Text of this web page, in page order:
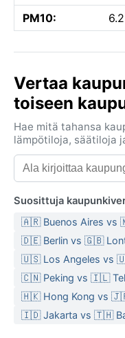
PM10:
Vertaa
toiseen
Hae mitä tahansa
lämpötiloja, säätiloja
Suosittuja
🇦🇷 Buenos Aires vs
🇩🇪 Berlin vs 🇬🇧
🇺🇸 Los Angeles vs
🇨🇳 Peking vs 🇮🇱 Tel
🇭🇰 Hong Kong vs
🇮🇩 Jakarta vs 🇹🇭